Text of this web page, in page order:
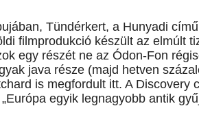
Tündérkert, a Hunyadi
filmprodukció készült az elmúlt
egy részét ne az Ódon-Fon
java része (majd hetven
is megfordult itt. A Discovery
egyik legnagyobb antik